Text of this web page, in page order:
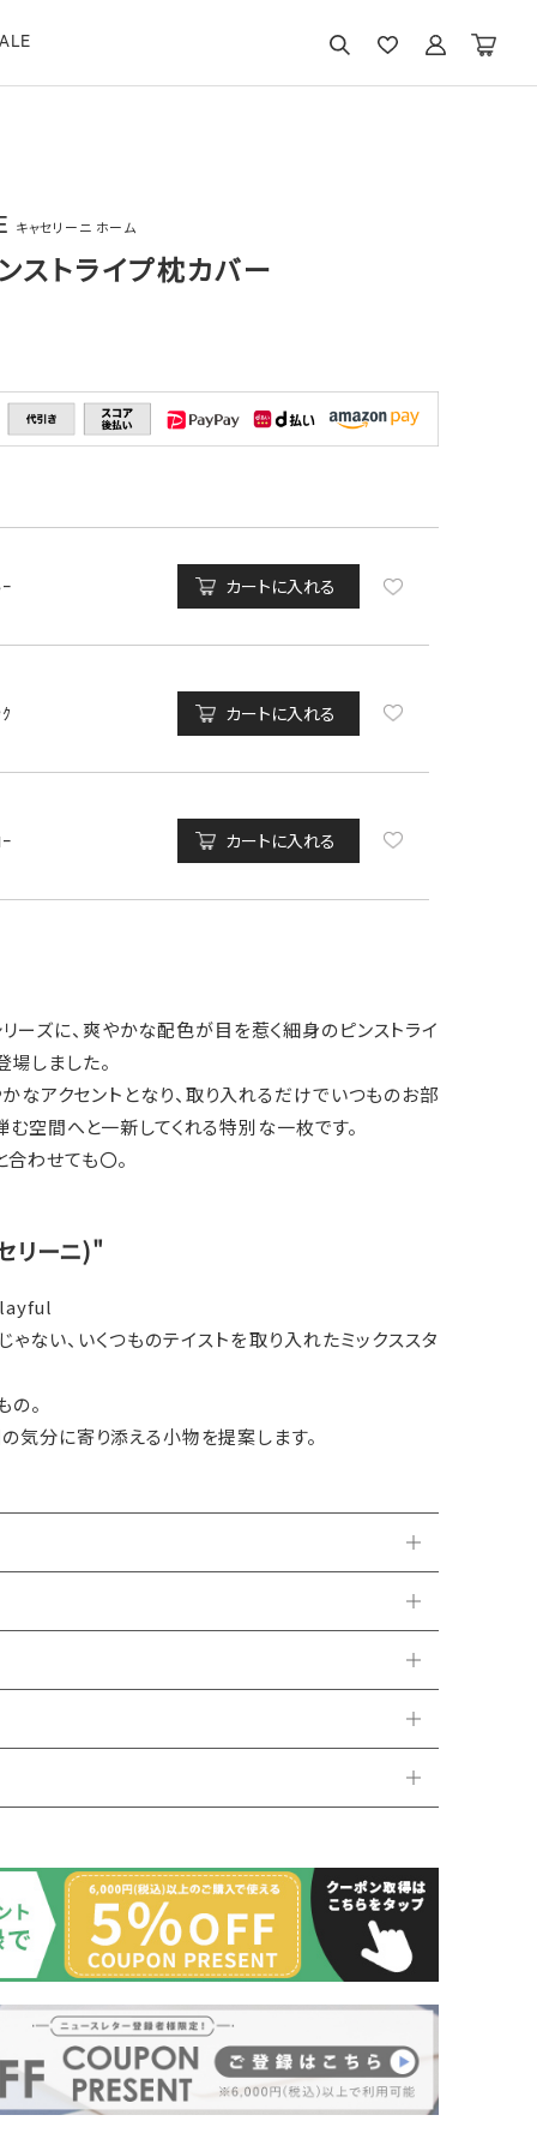
キャセリーニ ホーム
ストライプ枕カバー
カートに入れる
カートに入れる
カートに入れる
ーズに、爽やかな配色が目を惹く細身のピンストライ
しました。
なアクセントとなり、取り入れるだけでいつものお部
む空間へと一新してくれる特別な一枚です。
わせても〇。
リーニ)"
ない、いくつものテイストを取り入れたミックススタ
の。
気分に寄り添える小物を提案します。